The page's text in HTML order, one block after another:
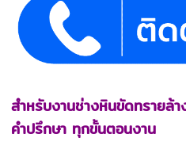
สำหรับงานช่างหินขัดทรายล้
คำปรึกษา ทุกขั้นตอนงาน